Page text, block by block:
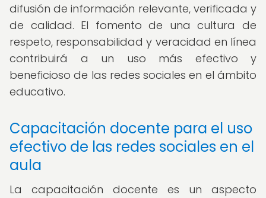
difusión de información relevante, verificada y
de calidad. El fomento de una cultura de
respeto, responsabilidad y veracidad en línea
contribuirá a un uso más efectivo y
beneficioso de las redes sociales en el ámbito
educativo.
Capacitación docente para el uso
efectivo de las redes sociales en el
aula
La capacitación docente es un aspecto